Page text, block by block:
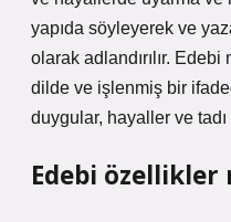
yapıda söyleyerek ve
olarak adlandırılır.
dilde ve işlenmiş bir
duygular, hayaller ve tadı
Edebi özellikler